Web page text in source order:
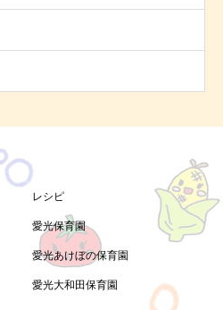
レシピ
愛光保育園
愛光あけぼの保育園
愛光大和田保育園